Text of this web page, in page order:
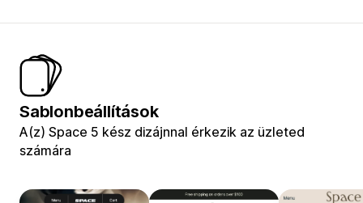
Sablonbeállítások
A(z) Space 5 kész dizájnnal érkezik az üzleted
számára